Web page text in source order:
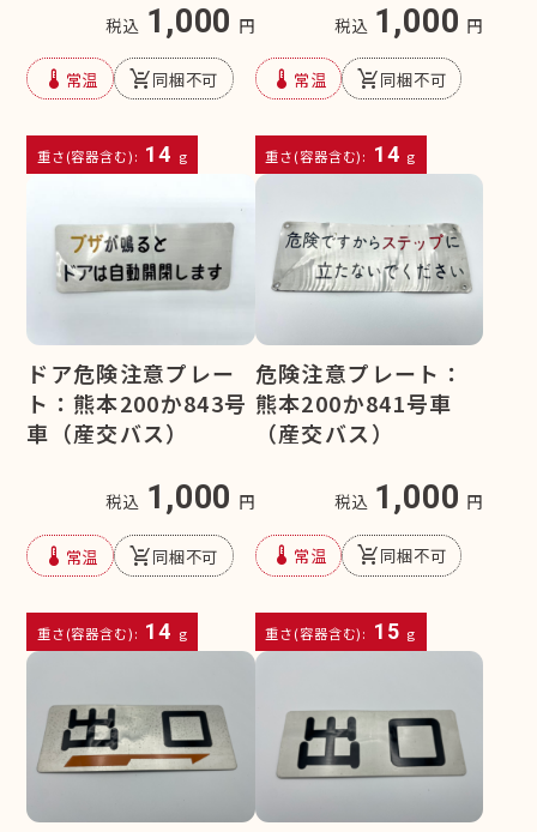
税込 1,000 円
device_thermostat 常温 remove_shopping_cart同梱不可
重さ(容器含む): 14 g
税込 1,000 円
device_thermostat 常温 remove_shopping_cart同梱不可
重さ(容器含む): 14 g
ドア危険注意プレー
ト：熊本200か843号
車（産交バス）
税込 1,000 円
device_thermostat 常温 remove_shopping_cart同梱不可
重さ(容器含む): 14 g
危険注意プレート：
熊本200か841号車
（産交バス）
税込 1,000 円
device_thermostat 常温 remove_shopping_cart同梱不可
重さ(容器含む): 15 g